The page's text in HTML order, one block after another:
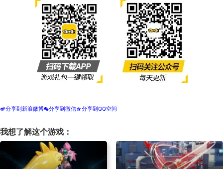
t分享到新浪微博w分享到微信z分享到QQ空间
我想了解这个游戏：